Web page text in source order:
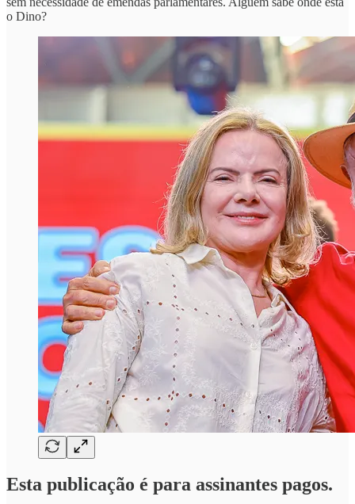
o Dino?
Esta publicação é para assinantes pagos.